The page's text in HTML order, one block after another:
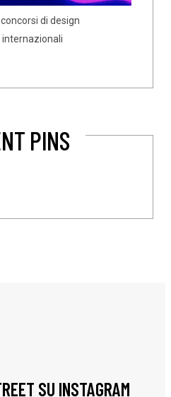
di design
internazionali
PINS
SU INSTAGRAM